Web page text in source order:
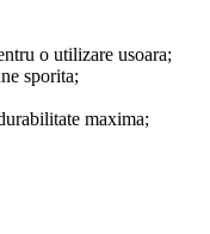
o utilizare usoara;
sporita;
maxima;